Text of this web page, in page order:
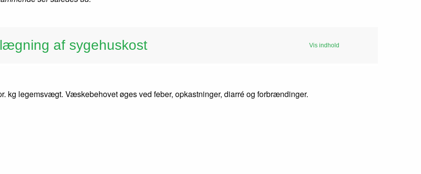
af sygehuskost Vis indhold
kg legemsvægt. Væskebehovet øges ved feber, opkastninger, diarré og forbrændinger.